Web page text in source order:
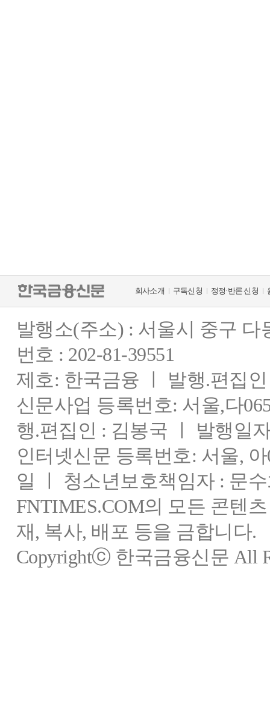
회사소개 구독신청 정정·반론 신청
발행소(주소) : 서울시 중구
번호 : 202-81-39551
제호: 한국금융 ㅣ 발행.편집
신문사업 등록번호: 서울,다
행.편집인 : 김봉국 ㅣ 발행일
인터넷신문 등록번호: 서울,
일 ㅣ 청소년보호책임자 : 문
FNTIMES.COM의 모든 콘텐
재, 복사, 배포 등을 금합니다.
Copyrightⓒ 한국금융신문 All